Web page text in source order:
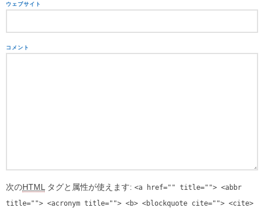
ウェブサイト
コメント
次のHTML タグと属性が使えます: <a href="" title=""> <abbr
title=""> <acronym title=""> <b> <blockquote cite=""> <cite>